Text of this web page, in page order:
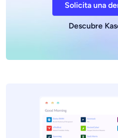
Solicita una
Descubre